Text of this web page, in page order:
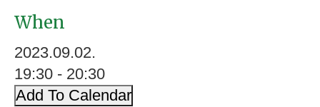
When
2023.09.02.
19:30 - 20:30
Add To Calendar